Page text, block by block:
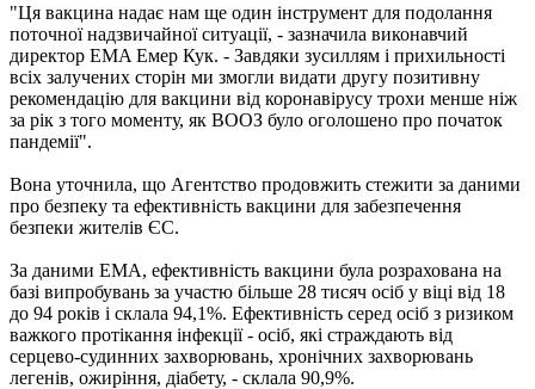
"Ця вакцина надає нам ще один інструмент для подолання
поточної надзвичайної ситуації, - зазначила виконавчий
директор EMA Емер Кук. - Завдяки зусиллям і прихильності
всіх залучених сторін ми змогли видати другу позитивну
рекомендацію для вакцини від коронавірусу трохи менше ніж
за рік з того моменту, як ВООЗ було оголошено про початок
пандемії".
Вона уточнила, що Агентство продовжить стежити за даними
про безпеку та ефективність вакцини для забезпечення
безпеки жителів ЄС.
За даними EMA, ефективність вакцини була розрахована на
базі випробувань за участю більше 28 тисяч осіб у віці від 18
до 94 років і склала 94,1%. Ефективність серед осіб з ризиком
важкого протікання інфекції - осіб, які страждають від
серцево-судинних захворювань, хронічних захворювань
легенів, ожиріння, діабету, - склала 90,9%.